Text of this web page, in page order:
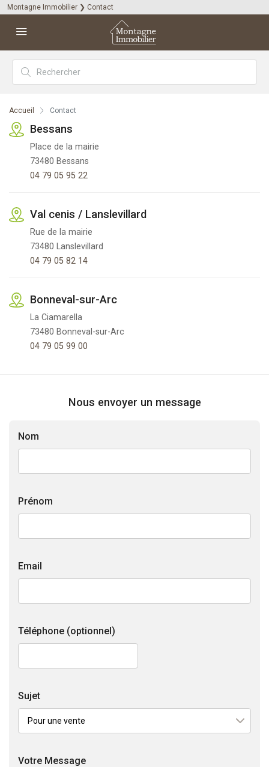
Montagne Immobilier ❯ Contact
Accueil Contact
Bessans
Place de la mairie
73480 Bessans
04 79 05 95 22
Val cenis / Lanslevillard
Rue de la mairie
73480 Lanslevillard
04 79 05 82 14
Bonneval-sur-Arc
La Ciamarella
73480 Bonneval-sur-Arc
04 79 05 99 00
Nous envoyer un message
Nom
Prénom
Email
Téléphone (optionnel)
Sujet
Votre Message